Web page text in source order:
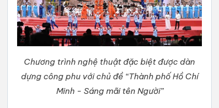
Chương trình nghệ thuật đặc biệt được dàn
dựng công phu với chủ đề “Thành phố Hồ Chí
Minh - Sáng mãi tên Người”